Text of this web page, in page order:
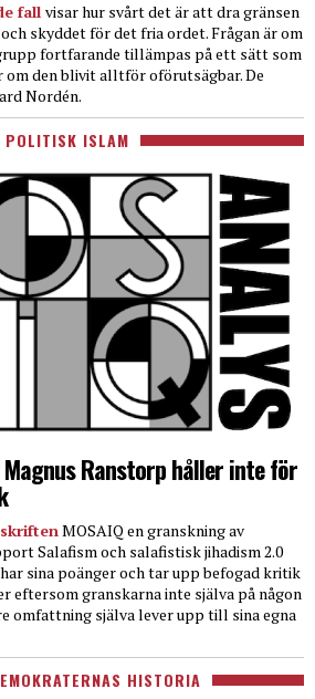
fall visar hur svårt det är att dra gränsen
skyddet för det fria ordet. Frågan är om
fortfarande tillämpas på ett sätt som
den blivit alltför oförutsägbar. De
Nordén.
POLITISK ISLAM
Magnus Ranstorp håller inte för
MOSAIQ en granskning av
Salafism och salafistisk jihadism 2.0
sina poänger och tar upp befogad kritik
eftersom granskarna inte själva på någon
omfattning själva lever upp till sina egna
HISTORIA